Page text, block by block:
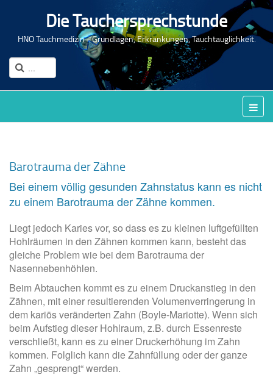
Die Tauchersprechstunde
HNO Tauchmedizin - Grundlagen, Erkrankungen, Tauchtauglichkeit.
Barotrauma der Zähne
Bei einem völlig gesunden Zahnstatus kann es nicht
zu einem Barotrauma der Zähne kommen.
Liegt jedoch Karies vor, so dass es zu kleinen luftgefüllten
Hohlräumen in den Zähnen kommen kann, besteht das
gleiche Problem wie bei dem Barotrauma der
Nasennebenhöhlen.
Beim Abtauchen kommt es zu einem Druckanstieg in den
Zähnen, mit einer resultierenden Volumenverringerung in
dem kariös veränderten Zahn (Boyle-Mariotte). Wenn sich
beim Aufstieg dieser Hohlraum, z.B. durch Essenreste
verschließt, kann es zu einer Druckerhöhung im Zahn
kommen. Folglich kann die Zahnfüllung oder der ganze
Zahn „gesprengt“ werden.